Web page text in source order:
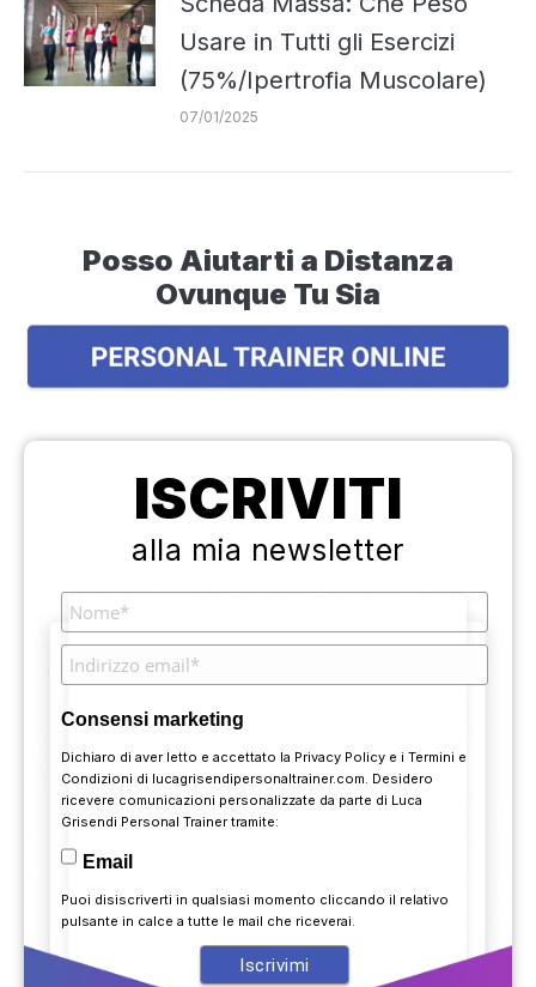
Usare in Tutti gli Esercizi
(75%/Ipertrofia Muscolare)
07/01/2025
Posso Aiutarti a Distanza
Ovunque Tu Sia
ISCRIVITI
alla mia newsletter
Consensi marketing
Dichiaro di aver letto e accettato la Privacy Policy e iTermini e
Condizioni di lucagrisendipersonaltrainer.com. Desidero
ricevere comunicazioni personalizzate da parte di Luca
Grisendi Personal Trainer tramite:
Email
Puoi disiscriverti in qualsiasi momento cliccando il relativo
pulsante in calce a tutte le mail che riceverai.